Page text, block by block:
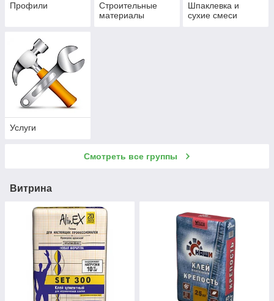
Профили
Строительные
материалы
Шпаклевка и
сухие смеси
Услуги
Смотреть все группы
Витрина